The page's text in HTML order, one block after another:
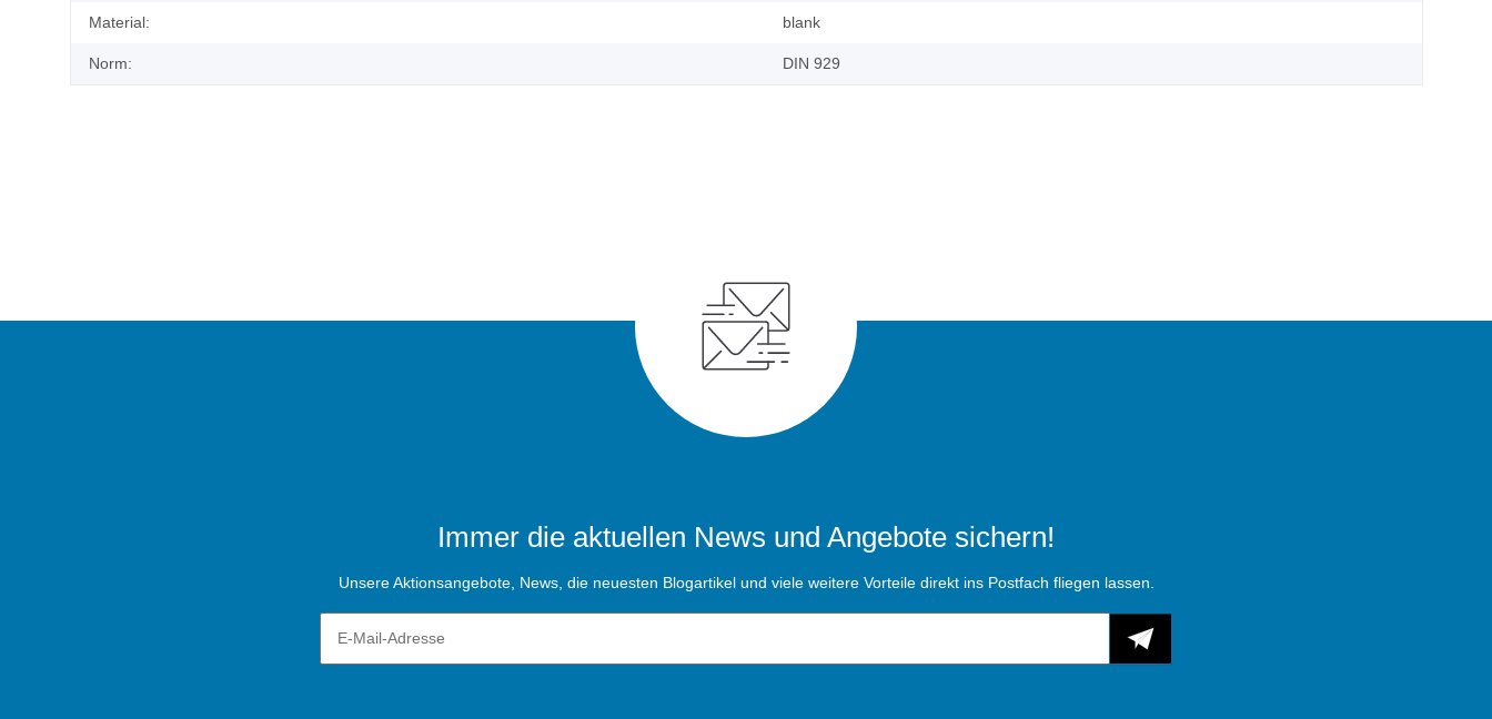
Material: blank
Norm: DIN 929
Immer die aktuellen News und Angebote sichern!
Unsere Aktionsangebote, News, die neuesten Blogartikel und viele weitere Vorteile direkt ins Postfach fliegen lassen.